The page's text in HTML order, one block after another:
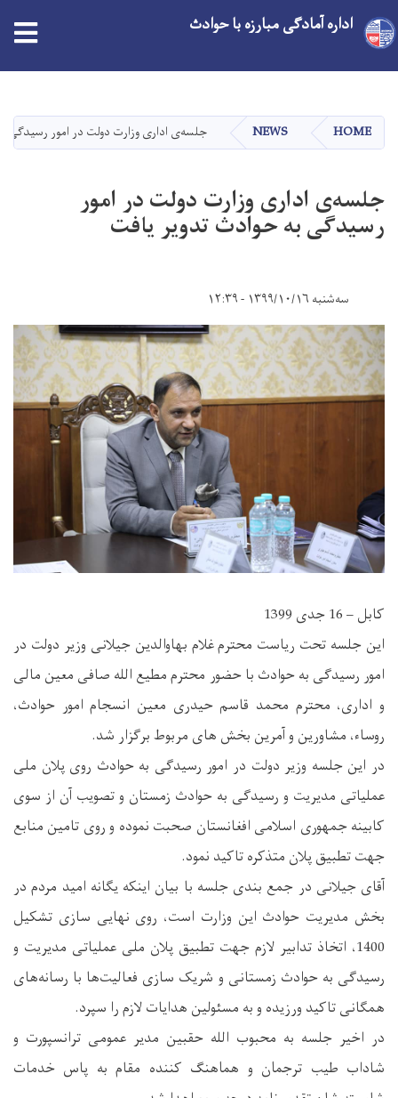
main
content
اداره آمادگی مبارزه با حوادث
HOME
NEWS جلسه‌ی اداری وزارت دولت در امور رسیدگی
جلسه‌ی اداری وزارت دولت در امور
رسیدگی به حوادث تدویر یافت
سه‌شنبه ۱۳۹۹/۱۰/۱۶ - ۱۲:۳۹
کابل – 16 جدی 1399
این جلسه تحت ریاست محترم غلام بهاوالدین جیلانی وزیر دولت در
امور رسیدگی به حوادث با حضور محترم مطیع الله صافی معین مالی
و اداری، محترم محمد قاسم حیدری معین انسجام امور حوادث،
روساء، مشاورین و آمرین بخش های مربوط برگزار شد.
در این جلسه وزیر دولت در امور رسیدگی به حوادث روی پلان ملی
عملیاتی مدیریت و رسیدگی به حوادث زمستان و تصویب آن از سوی
کابینه جمهوری اسلامی افغانستان صحبت نموده و روی تامین منابع
جهت تطبیق پلان متذکره تاکید نمود.
آقای جیلانی در جمع بندی جلسه با بیان اینکه یگانه امید مردم در
بخش مدیریت حوادث این وزارت است، روی نهایی سازی تشکیل
1400، اتخاذ تدابیر لازم جهت تطبیق پلان ملی عملیاتی مدیریت و
رسیدگی به حوادث زمستانی و شریک سازی فعالیت‌ها با رسانه‌های
همگانی تاکید ورزیده و به مسئولین هدایات لازم را سپرد.
در اخیر جلسه به محبوب الله حقبین مدیر عمومی ترانسپورت و
شاداب طیب ترجمان و هماهنگ کننده مقام به پاس خدمات